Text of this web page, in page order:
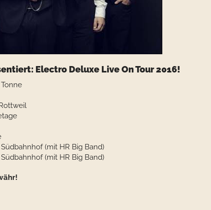
Electro Deluxe Live On Tour 2016!
(mit HR Big Band)
(mit HR Big Band)